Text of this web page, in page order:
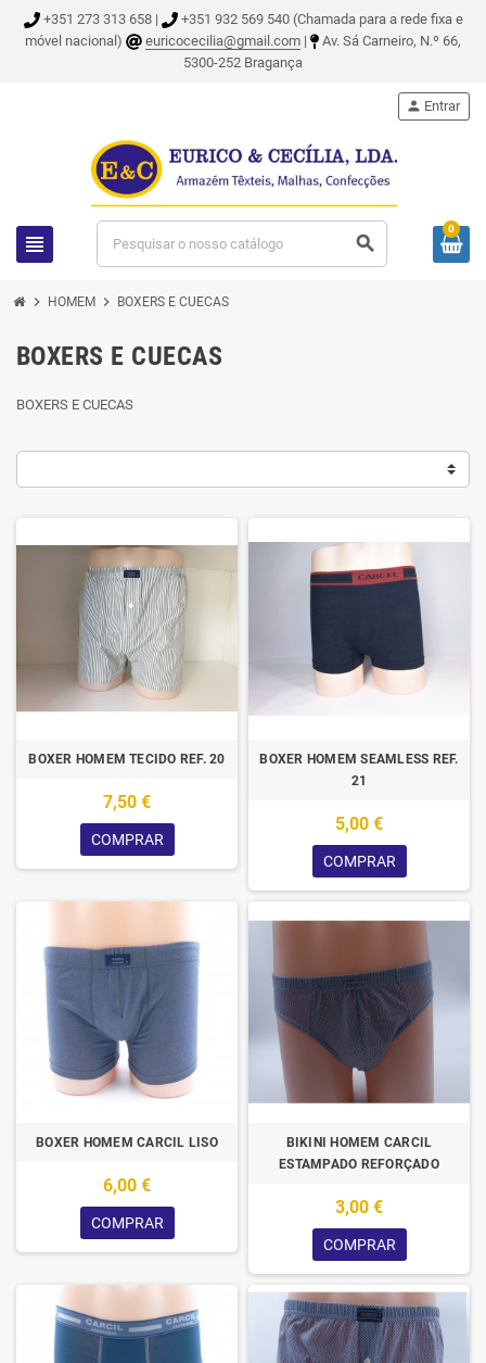
+351 273 313 658 |
+351 932 569 540 (Chamada para a rede fixa e
móvel nacional)
euricocecilia@gmail.com |
Av. Sá Carneiro, N.º 66,
5300-252 Bragança
view_headline search
person Entrar
0
chevron_right HOMEM chevron_right BOXERS E CUECAS
BOXERS E CUECAS
BOXERS E CUECAS
BOXER HOMEM TECIDO REF. 20
7,50 €
COMPRAR
BOXER HOMEM SEAMLESS REF.
21
5,00 €
COMPRAR
BOXER HOMEM CARCIL LISO
6,00 €
COMPRAR
BIKINI HOMEM CARCIL
ESTAMPADO REFORÇADO
3,00 €
COMPRAR